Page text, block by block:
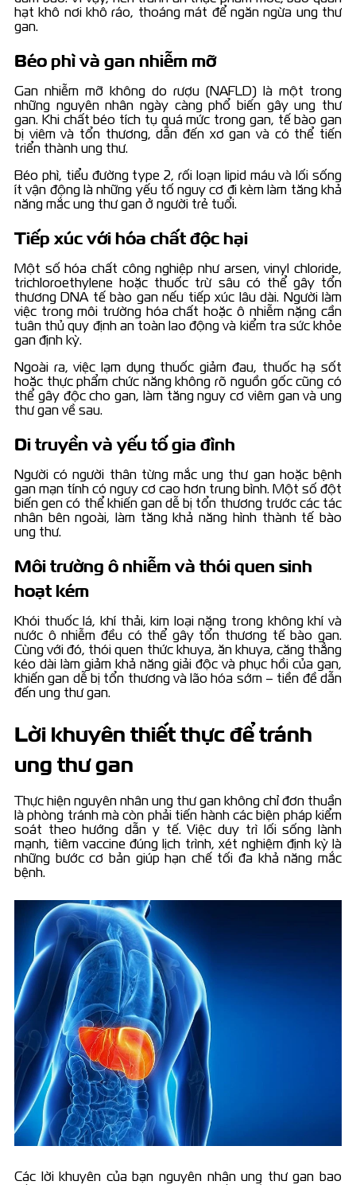
hạt khô nơi khô ráo, thoáng mát để ngăn ngừa ung thư
gan.
Béo phì và gan nhiễm mỡ
Gan nhiễm mỡ không do rượu (NAFLD) là một trong
những nguyên nhân ngày càng phổ biến gây ung thư
gan. Khi chất béo tích tụ quá mức trong gan, tế bào gan
bị viêm và tổn thương, dẫn đến xơ gan và có thể tiến
triển thành ung thư.
Béo phì, tiểu đường type 2, rối loạn lipid máu và lối sống
ít vận động là những yếu tố nguy cơ đi kèm làm tăng khả
năng mắc ung thư gan ở người trẻ tuổi.
Tiếp xúc với hóa chất độc hại
Một số hóa chất công nghiệp như arsen, vinyl chloride,
trichloroethylene hoặc thuốc trừ sâu có thể gây tổn
thương DNA tế bào gan nếu tiếp xúc lâu dài. Người làm
việc trong môi trường hóa chất hoặc ô nhiễm nặng cần
tuân thủ quy định an toàn lao động và kiểm tra sức khỏe
gan định kỳ.
Ngoài ra, việc lạm dụng thuốc giảm đau, thuốc hạ sốt
hoặc thực phẩm chức năng không rõ nguồn gốc cũng có
thể gây độc cho gan, làm tăng nguy cơ viêm gan và ung
thư gan về sau.
Di truyền và yếu tố gia đình
Người có người thân từng mắc ung thư gan hoặc bệnh
gan mạn tính có nguy cơ cao hơn trung bình. Một số đột
biến gen có thể khiến gan dễ bị tổn thương trước các tác
nhân bên ngoài, làm tăng khả năng hình thành tế bào
ung thư.
Môi trường ô nhiễm và thói quen sinh
hoạt kém
Khói thuốc lá, khí thải, kim loại nặng trong không khí và
nước ô nhiễm đều có thể gây tổn thương tế bào gan.
Cùng với đó, thói quen thức khuya, ăn khuya, căng thẳng
kéo dài làm giảm khả năng giải độc và phục hồi của gan,
khiến gan dễ bị tổn thương và lão hóa sớm – tiền đề dẫn
đến ung thư gan.
Lời khuyên thiết thực để tránh
ung thư gan
Thực hiện nguyên nhân ung thư gan không chỉ đơn thuần
là phòng tránh mà còn phải tiến hành các biện pháp kiểm
soát theo hướng dẫn y tế. Việc duy trì lối sống lành
mạnh, tiêm vaccine đúng lịch trình, xét nghiệm định kỳ là
những bước cơ bản giúp hạn chế tối đa khả năng mắc
bệnh.
Các lời khuyên của bạn nguyên nhân ung thư gan bao